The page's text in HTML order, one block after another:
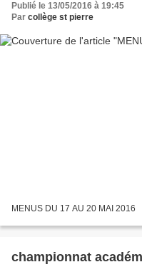
Publié le 13/05/2016 à 19:45
Par collège st pierre
MENUS DU 17 AU 20 MAI 2016
championnat